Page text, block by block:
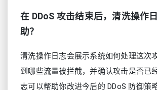
在 DDoS 攻击结束后，清洗操作
助？
清洗操作日志会展示系统如何处理这次
到哪些流量被拦截，并确认攻击是否已
志可以帮助你改进今后的 DDoS 防御策略